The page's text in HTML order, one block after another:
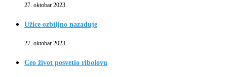
27. oktobar 2023.
Užice ozbiljno nazaduje
27. oktobar 2023.
Ceo život posvetio ribolovu